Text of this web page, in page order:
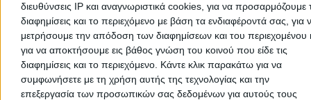
διευθύνσεις IP και αναγνωριστικά cookies, για να προσαρμόζουμε
διαφημίσεις και το περιεχόμενο με βάση τα ενδιαφέροντά σας, για
μετρήσουμε την απόδοση των διαφημίσεων και του περιεχομένου
για να αποκτήσουμε εις βάθος γνώση του κοινού που είδε τις
διαφημίσεις και το περιεχόμενο. Κάντε κλικ παρακάτω για να
συμφωνήσετε με τη χρήση αυτής της τεχνολογίας και την
επεξεργασία των προσωπικών σας δεδομένων για αυτούς τους
Ακύρωση